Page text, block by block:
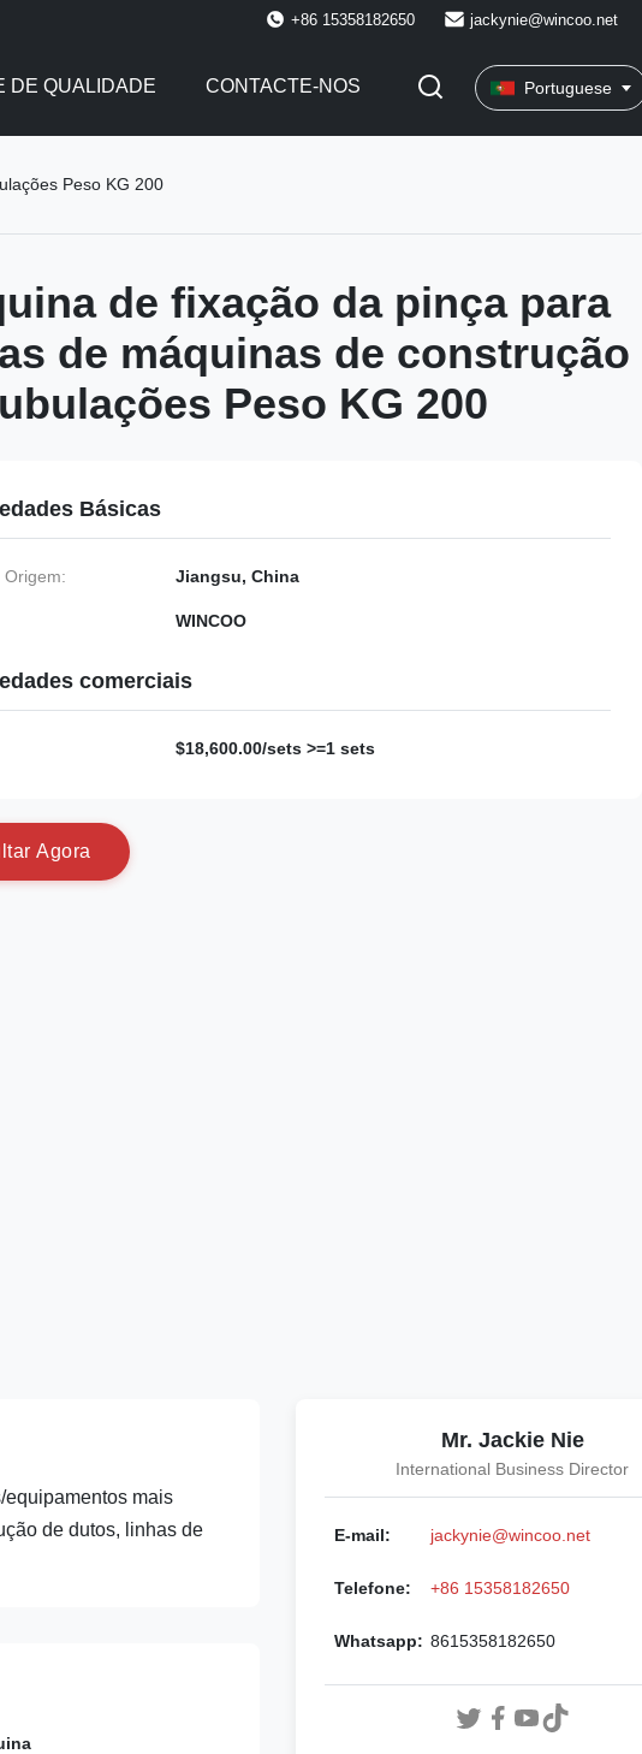
+86 15358182650 jackynie@wincoo.net
DE QUALIDADE CONTACTE-NOS Portuguese
Peso KG 200
de fixação da pinça para
de máquinas de construção
Peso KG 200
Básicas
Origem: Jiangsu, China
WINCOO
comerciais
$18,600.00/sets >=1 sets
tar Agora
equipamentos mais
de dutos, linhas de
Mr. Jackie Nie
International Business Director
E-mail: jackynie@wincoo.net
Telefone: +86 15358182650
Whatsapp: 8615358182650